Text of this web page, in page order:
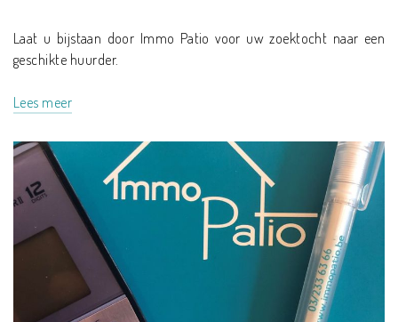
Laat u bijstaan door Immo Patio voor uw zoektocht naar een
geschikte huurder.
Lees meer